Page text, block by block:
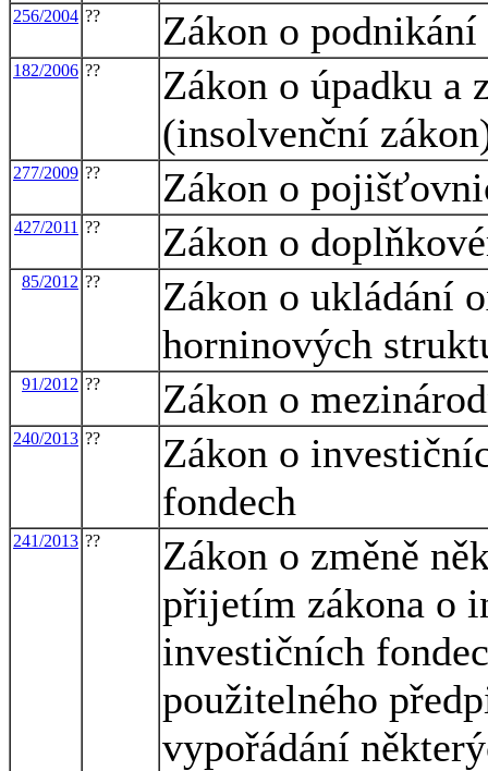
256/2004 ?? Zákon o
182/2006 ??
Zákon o úpadku a
(insolvenční
277/2009 ?? Zákon o
427/2011 ?? Zákon o
85/2012 ??
Zákon o ukládání
horninových
91/2012 ?? Zákon o
240/2013 ??
Zákon o
fondech
241/2013 ??
Zákon o změně
přijetím zákona o
investičních
použitelného
vypořádání